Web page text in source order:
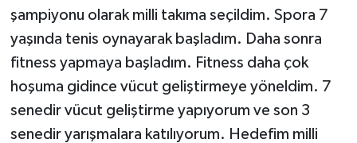
şampiyonu olarak milli takıma seçildim. Spora 7
yaşında tenis oynayarak başladım. Daha sonra
fitness yapmaya başladım. Fitness daha çok
hoşuma gidince vücut geliştirmeye yöneldim. 7
senedir vücut geliştirme yapıyorum ve son 3
senedir yarışmalara katılıyorum. Hedefim milli